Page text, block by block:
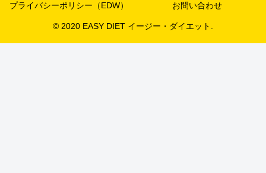
プライバシーポリシー（EDW） お問い合わせ
© 2020 EASY DIET イージー・ダイエット.